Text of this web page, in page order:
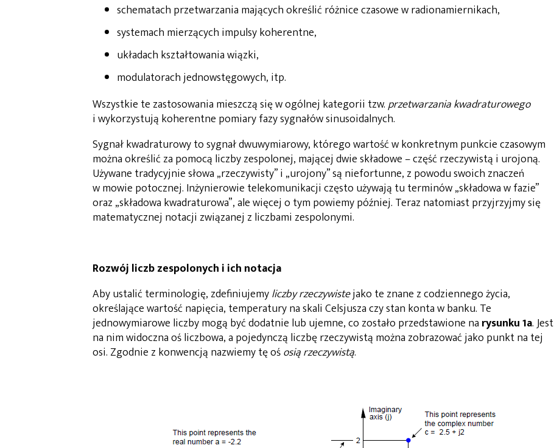
schematach przetwarzania mających określić różnice czasowe w radionamiernikach,
systemach mierzących impulsy koherentne,
układach kształtowania wiązki,
modulatorach jednowstęgowych, itp.
Wszystkie te zastosowania mieszczą się w ogólnej kategorii tzw.przetwarzania kwadraturowego
i wykorzystują koherentne pomiary fazy sygnałów sinusoidalnych.
Sygnał kwadraturowy to sygnał dwuwymiarowy, którego wartość w konkretnym punkcie czasowym
można określić za pomocą liczby zespolonej, mającej dwie składowe – część rzeczywistą i urojoną.
Używane tradycyjnie słowa „rzeczywisty” i „urojony” są niefortunne, z powodu swoich znaczeń
w mowie potocznej. Inżynierowie telekomunikacji często używają tu terminów „składowa w fazie”
oraz „składowa kwadraturowa”, ale więcej o tym powiemy później. Teraz natomiast przyjrzyjmy się
matematycznej notacji związanej z liczbami zespolonymi.
Rozwój liczb zespolonych i ich notacja
Aby ustalić terminologię, zdefiniujemyliczby rzeczywistejako te znane z codziennego życia,
określające wartość napięcia, temperatury na skali Celsjusza czy stan konta w banku. Te
jednowymiarowe liczby mogą być dodatnie lub ujemne, co zostało przedstawione na rysunku 1a. Jest
na nim widoczna oś liczbowa, a pojedynczą liczbę rzeczywistą można zobrazować jako punkt na tej
osi. Zgodnie z konwencją nazwiemy tę ośosią rzeczywistą.